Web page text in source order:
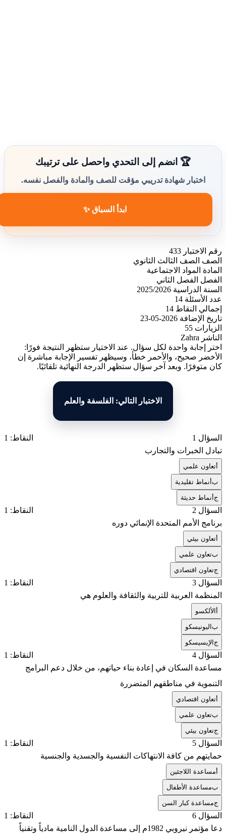
🏆 انضم إلى التحدي واحصل على ترتيبك
اختبار شهادة تدريبي مؤقت للصف والمادة والفصل نفسه.
ابدأ السباق ✨
رقم الاختبار 433
الصف
الصف الثالث الثانوي
المادة
المواد الاجتماعية
الفصل
الفصل الثاني
السنة الدراسية 2025/2026
عدد الأسئلة 14
إجمالي النقاط 14
تاريخ الإضافة 2026-05-23
الزيارات 55
الناشر Zahra
اختر إجابة واحدة لكل سؤال. عند الاختيار ستظهر النتيجة فورًا:
الأخضر صحيح، والأحمر خطأ، وسيظهر تفسير الإجابة مباشرة إن
كان متوفرًا. وبعد آخر سؤال ستظهر الدرجة النهائية تلقائيًا.
الاختبار التالي: الفلسفة والعلم
السؤال 1
النقاط: 1
تبادل الخبرات والتجارب
تعاون علمي
بأنماط تقليدية
جأنماط حديثة
السؤال 2
النقاط: 1
برنامج الأمم المتحدة الإنمائي دوره
تعاون بيئي
بتعاون علمي
جتعاون اقتصادي
السؤال 3
النقاط: 1
المنظمة العربية للتربية والثقافة والعلوم هي
الألكسو
باليونيسكو
جالإيسيسكو
السؤال 4
النقاط: 1
مساعدة السكان في إعادة بناء حياتهم، من خلال دعم البرامج
التنموية في مناطقهم المتضررة
تعاون اقتصادي
بتعاون علمي
جتعاون بيئي
السؤال 5
النقاط: 1
حمايتهم من كافة الانتهاكات النفسية والجسدية والجنسية
مساعدة اللاجئين
بمساعدة الأطفال
جمساعدة كبار السن
السؤال 6
النقاط: 1
دعا مؤتمر نيروبي 1982م إلى مساعدة الدول النامية مادياً وتقنياً